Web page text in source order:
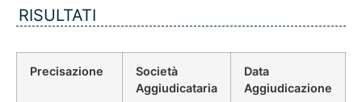
RISULTATI
Precisazione
Società
Aggiudicataria
Data
Aggiudicazione